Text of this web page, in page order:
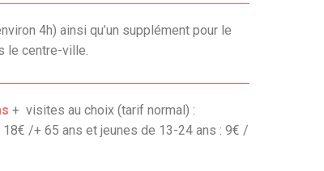
4h) ainsi qu’un supplément pour le
le centre-ville.
+ visites au choix (tarif normal) :
18€ /+ 65 ans et jeunes de 13-24 ans : 9€ /